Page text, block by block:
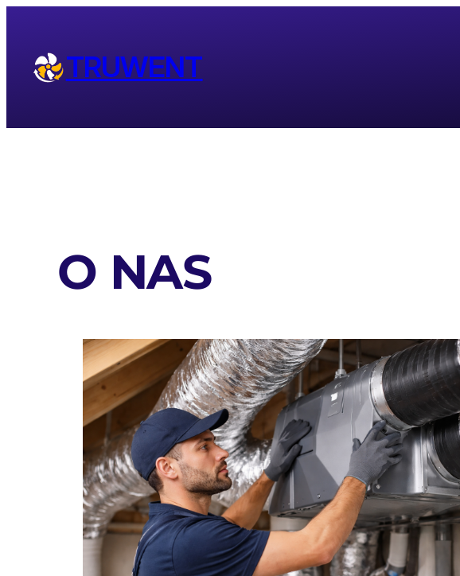
treści
TRUWENT
O NAS